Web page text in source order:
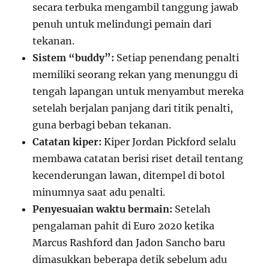
secara terbuka mengambil tanggung jawab
penuh untuk melindungi pemain dari
tekanan.
Sistem “buddy”: Setiap penendang penalti
memiliki seorang rekan yang menunggu di
tengah lapangan untuk menyambut mereka
setelah berjalan panjang dari titik penalti,
guna berbagi beban tekanan.
Catatan kiper: Kiper Jordan Pickford selalu
membawa catatan berisi riset detail tentang
kecenderungan lawan, ditempel di botol
minumnya saat adu penalti.
Penyesuaian waktu bermain: Setelah
pengalaman pahit di Euro 2020 ketika
Marcus Rashford dan Jadon Sancho baru
dimasukkan beberapa detik sebelum adu